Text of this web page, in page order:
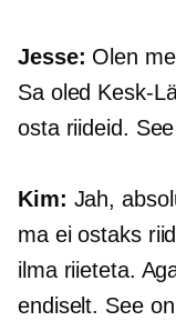
Jesse: Olen
Sa oled Kesk-
osta riideid.
Kim: Jah,
ma ei ostaks
ilma riieteta.
endiselt. See